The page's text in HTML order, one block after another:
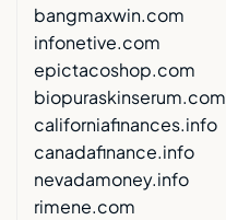
bangmaxwin.com
infonetive.com
epictacoshop.com
biopuraskinserum.com
californiafinances.info
canadafinance.info
nevadamoney.info
rimene.com